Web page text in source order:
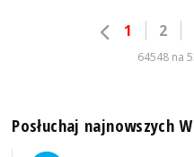
1 2
64548 na
Posłuchaj najnowszych